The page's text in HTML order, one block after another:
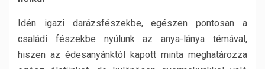
Idén igazi darázsfészekbe, egészen pontosan a
családi fészekbe nyúlunk az anya-lánya témával,
hiszen az édesanyánktól kapott minta meghatározza